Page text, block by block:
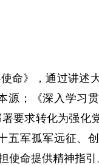
命》，通过讲述
源；《深入学习
要求转化为强化
五军孤军远征、
使命提供精神指引